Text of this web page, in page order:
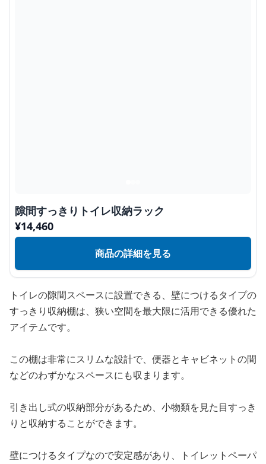
隙間すっきりトイレ収納ラック
¥14,460
商品の詳細を見る
トイレの隙間スペースに設置できる、壁につけるタイプの
すっきり収納棚は、狭い空間を最大限に活用できる優れた
アイテムです。
この棚は非常にスリムな設計で、便器とキャビネットの間
などのわずかなスペースにも収まります。
引き出し式の収納部分があるため、小物類を見た目すっき
りと収納することができます。
壁につけるタイプなので安定感があり、トイレットペーパ